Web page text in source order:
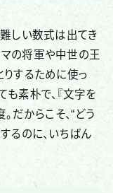
難しい数式は出てき
の将軍や中世の王
りするために使っ
素朴で、『文字を
だからこそ、“どう
るのに、いちばん